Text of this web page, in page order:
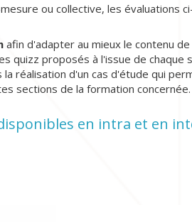
ou collective, les évaluations
afin d'adapter au mieux le contenu
quizz proposés à l'issue de chaque
la réalisation d'un cas d'étude qui
sections de la formation concernée.
en intra et en